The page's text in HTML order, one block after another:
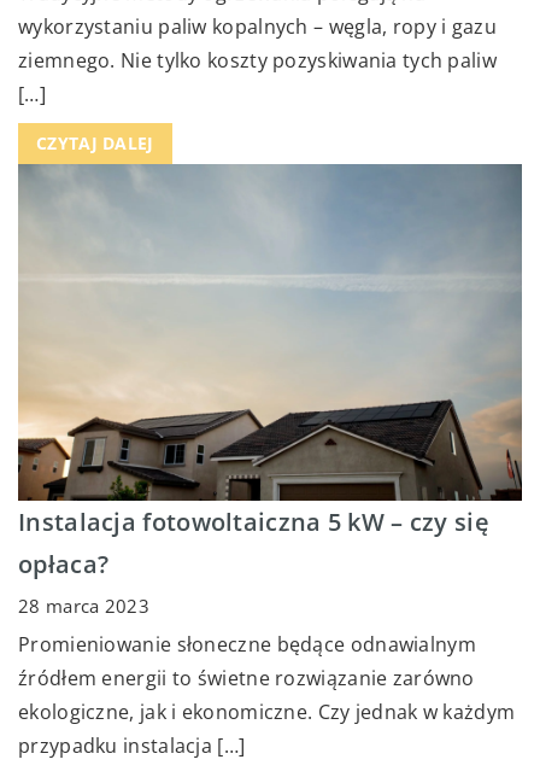
wykorzystaniu paliw kopalnych – węgla, ropy i gazu
ziemnego. Nie tylko koszty pozyskiwania tych paliw
[…]
CZYTAJ DALEJ
Instalacja fotowoltaiczna 5 kW – czy się
opłaca?
28 marca 2023
Promieniowanie słoneczne będące odnawialnym
źródłem energii to świetne rozwiązanie zarówno
ekologiczne, jak i ekonomiczne. Czy jednak w każdym
przypadku instalacja […]